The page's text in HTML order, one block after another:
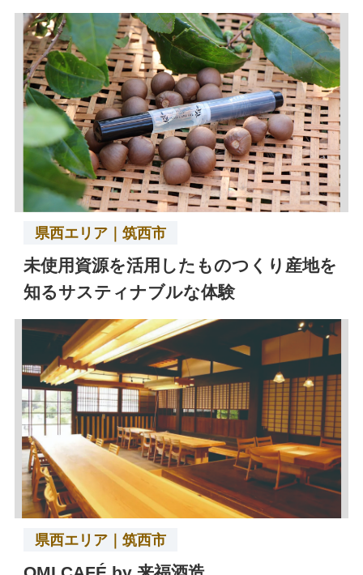
県西エリア｜筑西市
未使用資源を活用したものつくり産地を
知るサスティナブルな体験
県西エリア｜筑西市